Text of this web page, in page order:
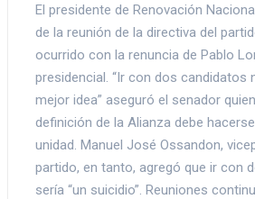
El presidente de Renovación
de la reunión de la directiva del
ocurrido con la renuncia de Pablo
presidencial. “Ir con dos candidatos
mejor idea” aseguró el senador
definición de la Alianza debe
unidad. Manuel José Ossandon,
partido, en tanto, agregó que ir con
sería “un suicidio”. Reuniones